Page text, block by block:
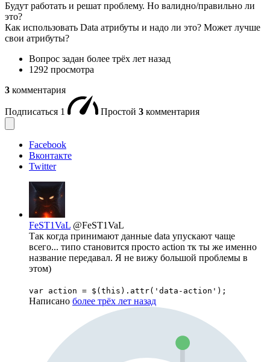
Будут работать и решат проблему. Но валидно/правильно ли
это?
Как использовать Data атрибуты и надо ли это? Может лучше
свои атрибуты?
Вопрос задан более трёх лет назад
1292 просмотра
3 комментария
Подписаться 1 Простой 3 комментария
Facebook
Вконтакте
Twitter
FeST1VaL @FeST1VaL
Так когда принимают данные data упускают чаще
всего... типо становится просто action тк ты же именно
название передавал. Я не вижу большой проблемы в
этом)
var action = $(this).attr('data-action');
Написано более трёх лет назад